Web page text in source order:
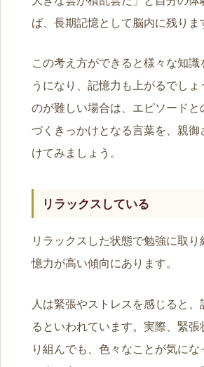
ば、長期記憶として脳内に残りま
この考え方ができると様々な知識
うになり、記憶力も上がるでしょ
のが難しい場合は、エピソードと
づくきっかけとなる言葉を、親御
けてみましょう。
リラックスしている
リラックスした状態で勉強に取
憶力が高い傾向にあります。
人は緊張やストレスを感じると
るといわれています。実際、緊張
り組んでも、色々なことが気に